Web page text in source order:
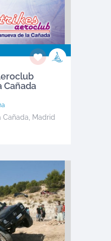
Cañada
Cañada, Madrid